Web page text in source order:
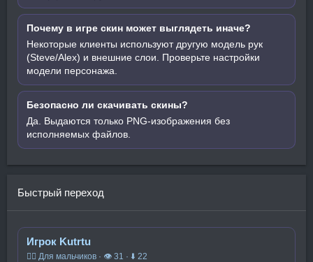
Почему в игре скин может выглядеть иначе?
Некоторые клиенты используют другую модель рук
(Steve/Alex) и внешние слои. Проверьте настройки
модели персонажа.
Безопасно ли скачивать скины?
Да. Выдаются только PNG-изображения без
исполняемых файлов.
Быстрый переход
Игрок Kutrtu
🧍‍♂️ Для мальчиков · 👁 31 · ⬇ 22